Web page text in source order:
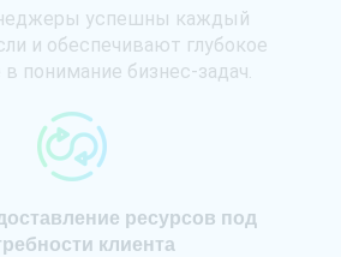
успешны каждый
и обеспечивают глубокое
понимание бизнес-задач.
ресурсов под
клиента